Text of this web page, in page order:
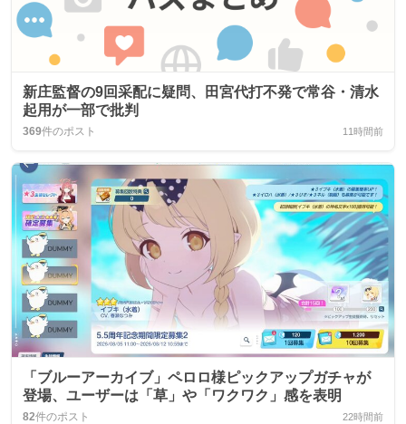
新庄監督の9回采配に疑問、田宮代打不発で常谷・清水
起用が一部で批判
369件のポスト 11時間前
「ブルーアーカイブ」ペロロ様ピックアップガチャが
登場、ユーザーは「草」や「ワクワク」感を表明
82件のポスト 22時間前